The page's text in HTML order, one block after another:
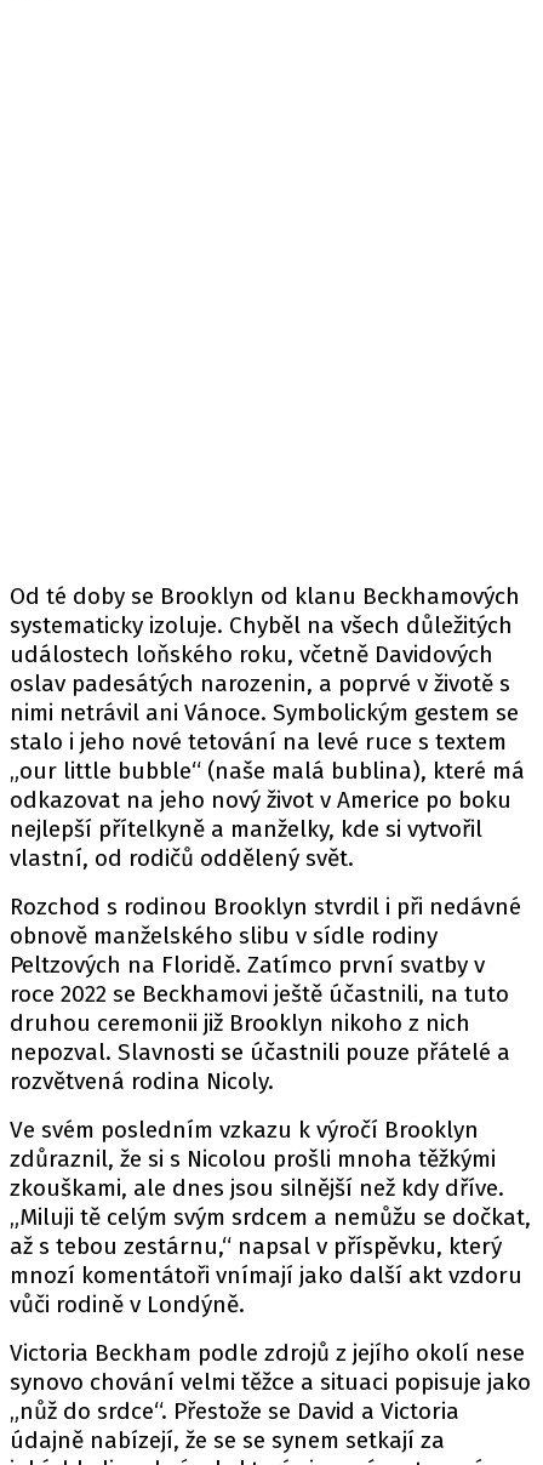
Od té doby se Brooklyn od klanu Beckhamových
systematicky izoluje. Chyběl na všech důležitých
událostech loňského roku, včetně Davidových
oslav padesátých narozenin, a poprvé v životě s
nimi netrávil ani Vánoce. Symbolickým gestem se
stalo i jeho nové tetování na levé ruce s textem
„our little bubble“ (naše malá bublina), které má
odkazovat na jeho nový život v Americe po boku
nejlepší přítelkyně a manželky, kde si vytvořil
vlastní, od rodičů oddělený svět.
Rozchod s rodinou Brooklyn stvrdil i při nedávné
obnově manželského slibu v sídle rodiny
Peltzových na Floridě. Zatímco první svatby v
roce 2022 se Beckhamovi ještě účastnili, na tuto
druhou ceremonii již Brooklyn nikoho z nich
nepozval. Slavnosti se účastnili pouze přátelé a
rozvětvená rodina Nicoly.
Ve svém posledním vzkazu k výročí Brooklyn
zdůraznil, že si s Nicolou prošli mnoha těžkými
zkouškami, ale dnes jsou silnější než kdy dříve.
„Miluji tě celým svým srdcem a nemůžu se dočkat,
až s tebou zestárnu,“ napsal v příspěvku, který
mnozí komentátoři vnímají jako další akt vzdoru
vůči rodině v Londýně.
Victoria Beckham podle zdrojů z jejího okolí nese
synovo chování velmi těžce a situaci popisuje jako
„nůž do srdce“. Přestože se David a Victoria
údajně nabízejí, že se se synem setkají za